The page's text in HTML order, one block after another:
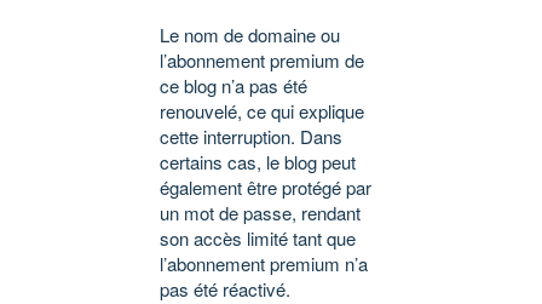
Le nom de domaine ou
l’abonnement premium de
ce blog n’a pas été
renouvelé, ce qui explique
cette interruption. Dans
certains cas, le blog peut
également être protégé par
un mot de passe, rendant
son accès limité tant que
l’abonnement premium n’a
pas été réactivé.